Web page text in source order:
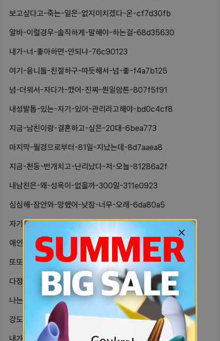
보고싶다고-죽는-일은-없지미치겠다-온-cf7d30fb
알바-이럴경우-솔직하게-말해야-하는걸-68d35630
내가-너-좋아하면-안되냐-76c90123
여기-웅니들-친절하구-따듯해서-넘-좋-f4a7b125
넘-더워서-자다가-깼어-진짜-뭔일암튼-807f5f91
내성발톱-있는-자기-있어-관리라고해야-bd0c4cf8
지금-남친이랑-결혼하고-싶은-20대-6bea773
마지막-월경으로부터-81일-지났는데-8d7aaea8
지금-천둥-번개치고-난리났다-저-오늘-81286a2f
내남친은-왜-성욕이-없을까-300일-311e0923
심심해-잠안와-망했어-낮잠-너무-오래-6da80a5
자기들-내일배운카드로-학원-다니는데-cac9c677
애인이-술자리-좋아하고-일주일-2번이-2771eb64
또또또-쓰는-남사친이랑-fwb했다가-b9aee58
다정하고-키크고-변태인-연상-남친-만-fae3b6be
나는-비혼하고-싶었던-이유-중에-하나-53641e60
강도다-e50e9e43
내가-이번에-대학에-가는데-고민이-있-c238361a